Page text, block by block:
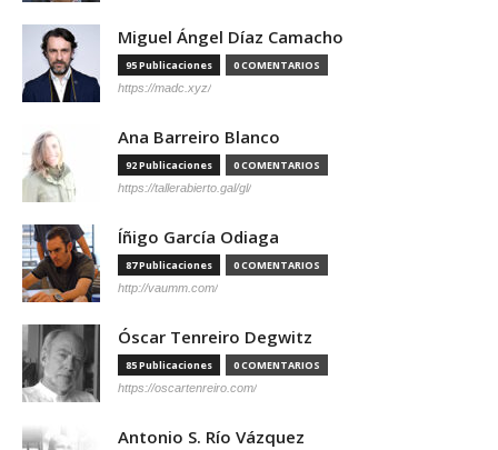
Miguel Ángel Díaz Camacho
95 Publicaciones 0 COMENTARIOS
https://madc.xyz/
Ana Barreiro Blanco
92 Publicaciones 0 COMENTARIOS
https://tallerabierto.gal/gl/
Íñigo García Odiaga
87 Publicaciones 0 COMENTARIOS
http://vaumm.com/
Óscar Tenreiro Degwitz
85 Publicaciones 0 COMENTARIOS
https://oscartenreiro.com/
Antonio S. Río Vázquez